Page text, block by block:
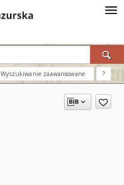
Wyszukiwanie zaawansowane ?